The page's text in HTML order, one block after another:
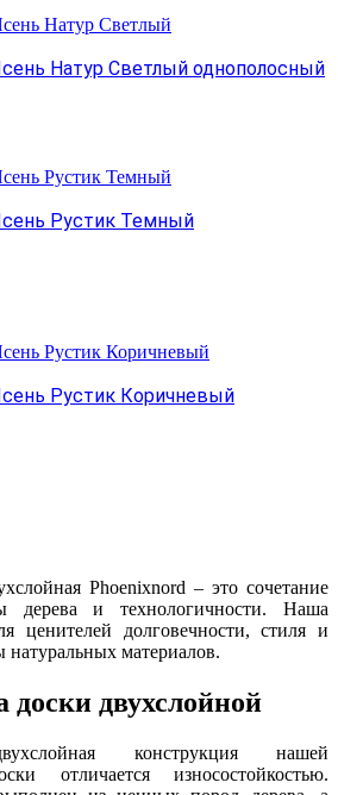
Натур Светлый однополосный
Рустик Темный
Рустик Коричневый
Phoenixnord – это сочетание
дерева и технологичности. Наша
ценителей долговечности, стиля и
натуральных материалов.
двухслойной
конструкция нашей
отличается износостойкостью.